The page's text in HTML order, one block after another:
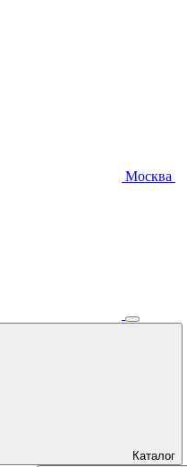
Москва
Каталог